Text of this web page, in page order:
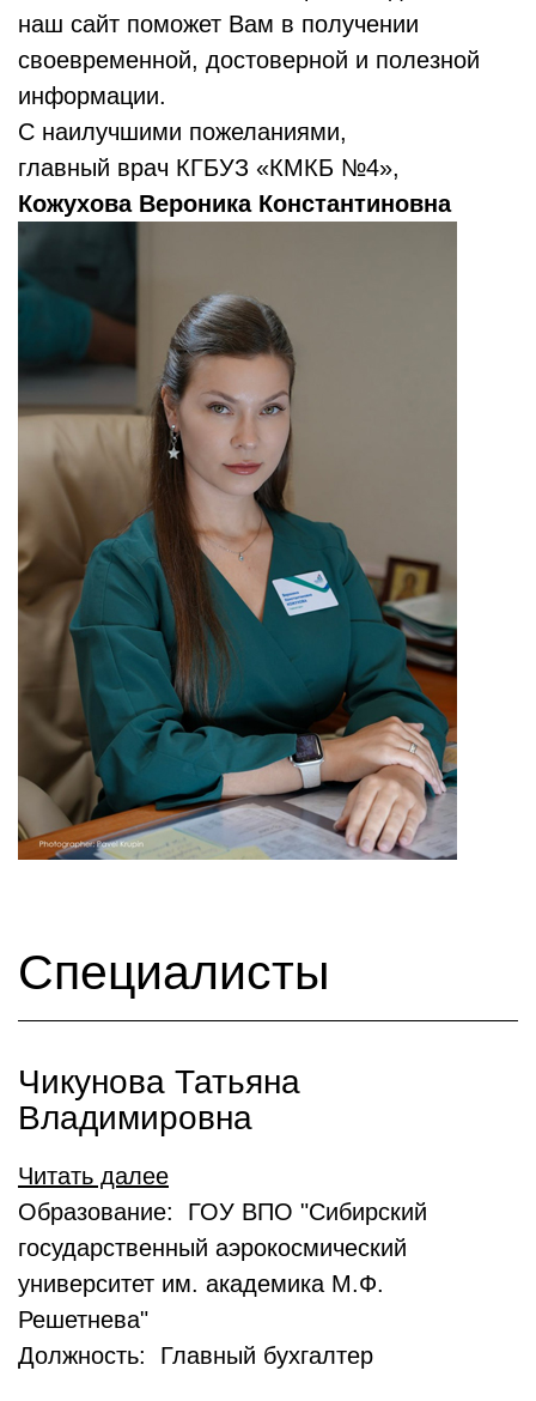
наш сайт поможет Вам в получении
своевременной, достоверной и полезной
информации.
С наилучшими пожеланиями,
главный врач КГБУЗ «КМКБ №4»,
Кожухова Вероника Константиновна
Специалисты
Чикунова Татьяна
Владимировна
Читать далее
Образование: ГОУ ВПО "Сибирский
государственный аэрокосмический
университет им. академика М.Ф.
Решетнева"
Должность: Главный бухгалтер